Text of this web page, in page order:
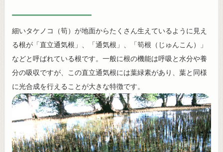
細いタケノコ（筍）が地面からたくさん生えているように見え
る根が「直立通気根」、「通気根」、「筍根（じゅんこん）」
などと呼ばれている根です。一般に根の機能は呼吸と水分や養
分の吸収ですが、この直立通気根には葉緑素があり、葉と同様
に光合成を行えることが大きな特徴です。